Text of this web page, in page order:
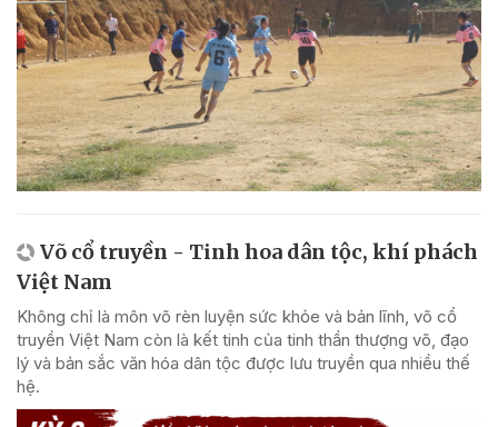
Võ cổ truyền - Tinh hoa dân tộc, khí phách
Việt Nam
Không chỉ là môn võ rèn luyện sức khỏe và bản lĩnh, võ cổ
truyền Việt Nam còn là kết tinh của tinh thần thượng võ, đạo
lý và bản sắc văn hóa dân tộc được lưu truyền qua nhiều thế
hệ.